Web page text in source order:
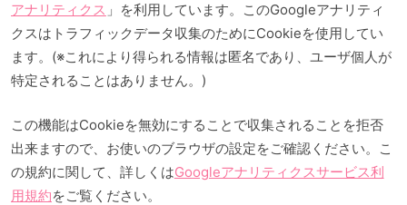
アナリティクス 」を利用しています。このGoogleアナリティ
クスはトラフィックデータ収集のためにCookieを使用してい
ます。(※これにより得られる情報は匿名であり、ユーザ個人が
特定されることはありません。)
この機能はCookieを無効にすることで収集されることを拒否
出来ますので、お使いのブラウザの設定をご確認ください。こ
の規約に関して、詳しくはGoogleアナリティクスサービス利
用規約をご覧ください。